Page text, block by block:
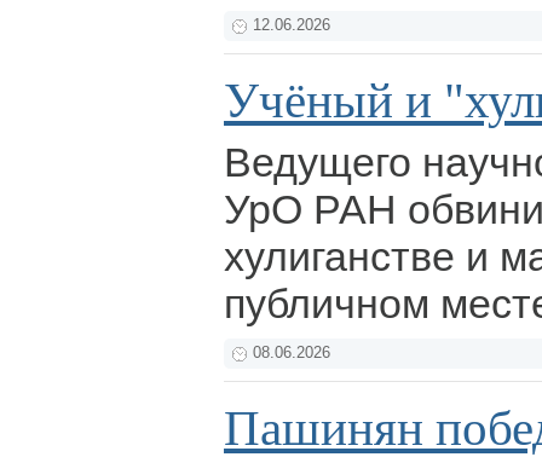
12.06.2026
Учёный и
Ведущего
УрО РАН
хулиганстве и
публичном
08.06.2026
Пашинян